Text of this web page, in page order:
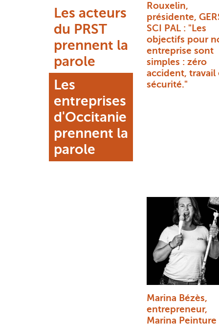
Les acteurs
du PRST
prennent la
parole
Les
entreprises
d'Occitanie
prennent la
parole
Rouxelin,
présidente,
SCI PAL : "Les
objectifs pour
entreprise sont
simples : zéro
accident, travail
sécurité."
Marina Bézès,
entrepreneur,
Marina Peinture